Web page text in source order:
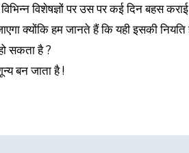
विशेषज्ञों पर उस पर कई दिन बहस
क्योंकि हम जानते हैं कि यही इसकी
सकता है ?
बन जाता है !